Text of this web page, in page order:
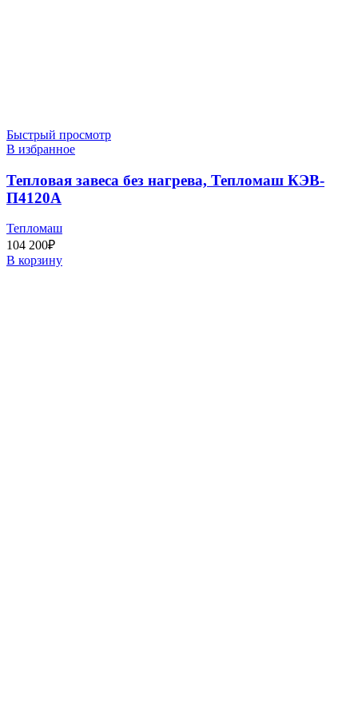
Быстрый просмотр
В избранное
Тепловая завеса без нагрева, Тепломаш КЭВ-
П4120A
Тепломаш
104 200₽
В корзину